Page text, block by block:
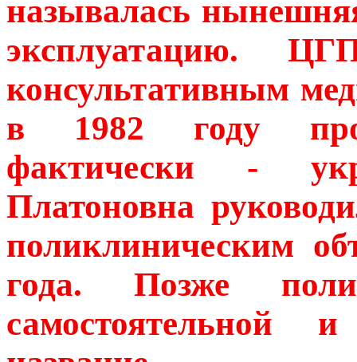
называлась
эксплуатацию.
консультативным
в 1982 году
фактически -
Платоновна
поликлиническим
года. Позже
самостоятельной